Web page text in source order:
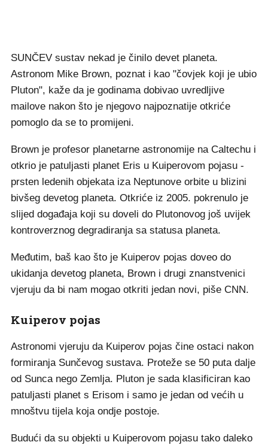
SUNČEV sustav nekad je činilo devet planeta.
Astronom Mike Brown, poznat i kao "čovjek koji je ubio
Pluton", kaže da je godinama dobivao uvredljive
mailove nakon što je njegovo najpoznatije otkriće
pomoglo da se to promijeni.
Brown je profesor planetarne astronomije na Caltechu i
otkrio je patuljasti planet Eris u Kuiperovom pojasu -
prsten ledenih objekata iza Neptunove orbite u blizini
bivšeg devetog planeta. Otkriće iz 2005. pokrenulo je
slijed događaja koji su doveli do Plutonovog još uvijek
kontroverznog degradiranja sa statusa planeta.
Međutim, baš kao što je Kuiperov pojas doveo do
ukidanja devetog planeta, Brown i drugi znanstvenici
vjeruju da bi nam mogao otkriti jedan novi, piše CNN.
Kuiperov pojas
Astronomi vjeruju da Kuiperov pojas čine ostaci nakon
formiranja Sunčevog sustava. Proteže se 50 puta dalje
od Sunca nego Zemlja. Pluton je sada klasificiran kao
patuljasti planet s Erisom i samo je jedan od većih u
mnoštvu tijela koja ondje postoje.
Budući da su objekti u Kuiperovom pojasu tako daleko